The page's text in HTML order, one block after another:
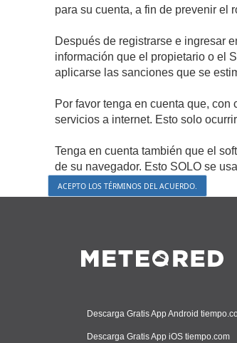
para su cuenta, a fin de prevenir el
Después de registrarse e ingresar
información que el propietario o el
aplicarse las sanciones que se
Por favor tenga en cuenta que,
servicios a internet. Esto solo
Tenga en cuenta también que el
de su navegador. Esto SOLO se
Descarga Gratis App Android
Descarga Gratis App iOS tiempo.com